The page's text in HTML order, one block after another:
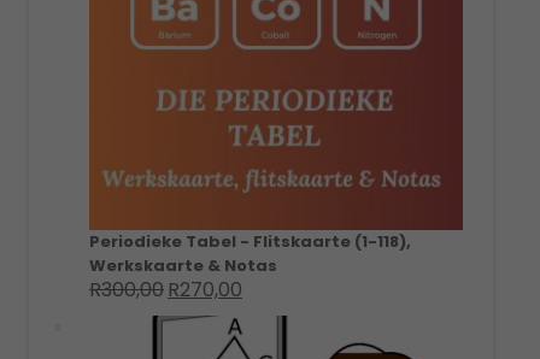
Periodieke Tabel - Flitskaarte (1-118),
Werkskaarte & Notas
R300,00 Original
price
R270,00
price
is: